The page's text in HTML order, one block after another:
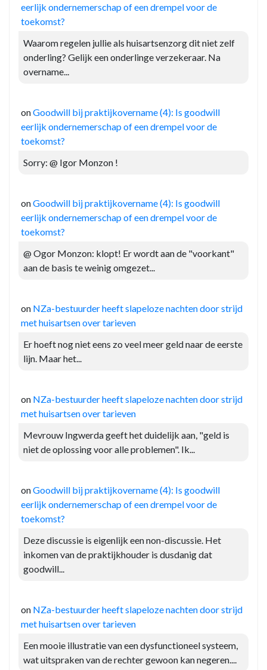
eerlijk ondernemerschap of een drempel voor de
toekomst?
Waarom regelen jullie als huisartsenzorg dit niet zelf
onderling? Gelijk een onderlinge verzekeraar. Na
overname...
onGoodwill bij praktijkovername (4): Is goodwill
eerlijk ondernemerschap of een drempel voor de
toekomst?
Sorry: @ Igor Monzon !
onGoodwill bij praktijkovername (4): Is goodwill
eerlijk ondernemerschap of een drempel voor de
toekomst?
@ Ogor Monzon: klopt! Er wordt aan de "voorkant"
aan de basis te weinig omgezet...
on NZa-bestuurder heeft slapeloze nachten door strijd
met huisartsen over tarieven
Er hoeft nog niet eens zo veel meer geld naar de eerste
lijn. Maar het...
on NZa-bestuurder heeft slapeloze nachten door strijd
met huisartsen over tarieven
Mevrouw Ingwerda geeft het duidelijk aan, "geld is
niet de oplossing voor alle problemen". Ik...
onGoodwill bij praktijkovername (4): Is goodwill
eerlijk ondernemerschap of een drempel voor de
toekomst?
Deze discussie is eigenlijk een non-discussie. Het
inkomen van de praktijkhouder is dusdanig dat
goodwill...
on NZa-bestuurder heeft slapeloze nachten door strijd
met huisartsen over tarieven
Een mooie illustratie van een dysfunctioneel systeem,
wat uitspraken van de rechter gewoon kan negeren....